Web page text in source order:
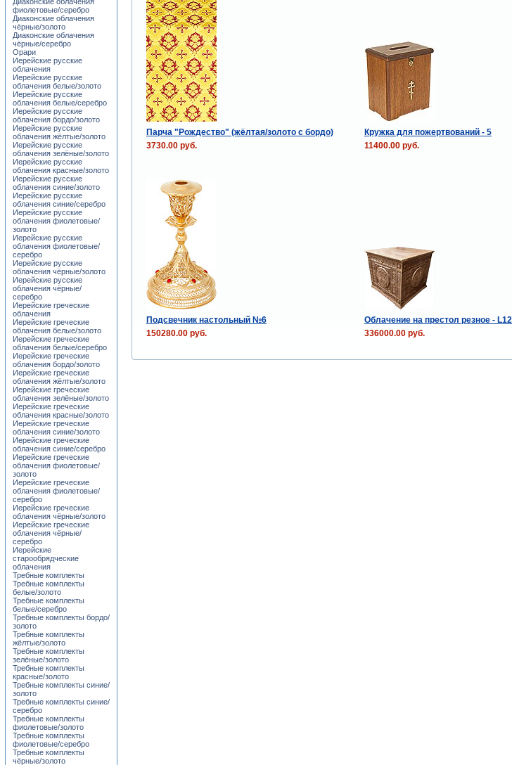
Парча "Рождество" (жёлтая/золото с бордо) Кружка для пожертвований - 5
3730.00 руб.
11400.00 руб.
Подсвечник настольный №6 Облачение на престол резное - L12
150280.00 руб.
336000.00 руб.
фиолетовые/серебро
Диаконские облачения
чёрные/золото
Диаконские облачения
чёрные/серебро
Орари
Иерейские русские
облачения
Иерейские русские
облачения белые/золото
Иерейские русские
облачения белые/серебро
Иерейские русские
облачения бордо/золото
Иерейские русские
облачения жёлтые/золото
Иерейские русские
облачения зелёные/золото
Иерейские русские
облачения красные/золото
Иерейские русские
облачения синие/золото
Иерейские русские
облачения синие/серебро
Иерейские русские
облачения фиолетовые/
золото
Иерейские русские
облачения фиолетовые/
серебро
Иерейские русские
облачения чёрные/золото
Иерейские русские
облачения чёрные/
серебро
Иерейские греческие
облачения
Иерейские греческие
облачения белые/золото
Иерейские греческие
облачения белые/серебро
Иерейские греческие
облачения бордо/золото
Иерейские греческие
облачения жёлтые/золото
Иерейские греческие
облачения зелёные/золото
Иерейские греческие
облачения красные/золото
Иерейские греческие
облачения синие/золото
Иерейские греческие
облачения синие/серебро
Иерейские греческие
облачения фиолетовые/
золото
Иерейские греческие
облачения фиолетовые/
серебро
Иерейские греческие
облачения чёрные/золото
Иерейские греческие
облачения чёрные/
серебро
Иерейские
старообрядческие
облачения
Требные комплекты
Требные комплекты
белые/золото
Требные комплекты
белые/серебро
Требные комплекты бордо/
золото
Требные комплекты
жёлтые/золото
Требные комплекты
зелёные/золото
Требные комплекты
красные/золото
Требные комплекты синие/
золото
Требные комплекты синие/
серебро
Требные комплекты
фиолетовые/золото
Требные комплекты
фиолетовые/серебро
Требные комплекты
чёрные/золото